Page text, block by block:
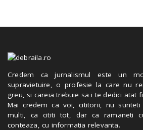
Credem ca jurnalismul este un
supravietuire, o profesie la care nu
greu, si careia trebuie sa i te dedici atat
Mai credem ca voi, cititorii, nu
multi, ca cititi tot, dar ca ramaneti
conteaza, cu informatia relevanta.